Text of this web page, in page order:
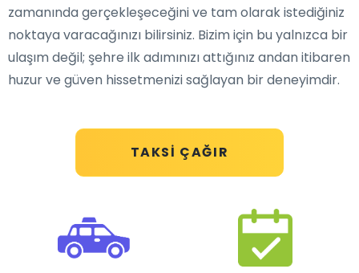
TAKSI ÇAĞIR
zamanında gerçekleşeceğini ve tam olarak istediğiniz
noktaya varacağınızı bilirsiniz. Bizim için bu yalnızca bir
ulaşım değil; şehre ilk adımınızı attığınız andan itibaren
huzur ve güven hissetmenizi sağlayan bir deneyimdir.